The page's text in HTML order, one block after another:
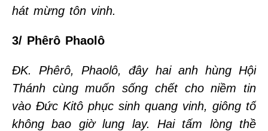
hát mừng tôn vinh.
3/ Phêrô Phaolô
ĐK. Phêrô, Phaolô, đây hai anh hùng Hội
Thánh cùng muốn sống chết cho niềm tin
vào Đức Kitô phục sinh quang vinh, giông tố
không bao giờ lung lay. Hai tấm lòng thề